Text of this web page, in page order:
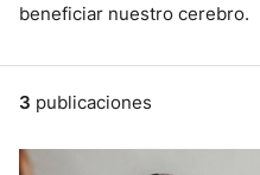
beneficiar nuestro cerebro.
3 publicaciones